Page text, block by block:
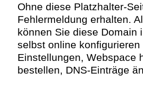
Ohne diese Platzhalter-
Fehlermeldung erhalten.
können Sie diese Domain
selbst online
Einstellungen, Webspace
bestellen, DNS-Einträge